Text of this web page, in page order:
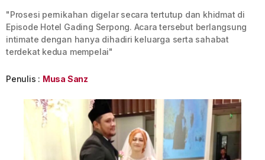
"Prosesi pernikahan digelar secara tertutup dan khidmat di
Episode Hotel Gading Serpong. Acara tersebut berlangsung
intimate dengan hanya dihadiri keluarga serta sahabat
terdekat kedua mempelai"
Penulis : Musa Sanz